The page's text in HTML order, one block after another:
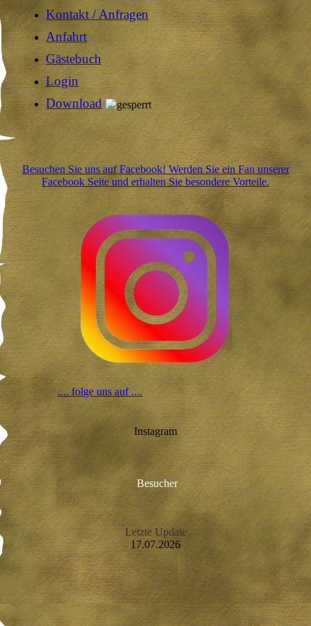
Kontakt / Anfragen
Anfahrt
Gästebuch
Login
Download
Besuchen Sie uns auf Facebook! Werden Sie ein Fan unserer
Facebook Seite und erhalten Sie besondere Vorteile.
.... folge uns auf ....
Instagram
Besucher
Letzte Update
17.07.2026